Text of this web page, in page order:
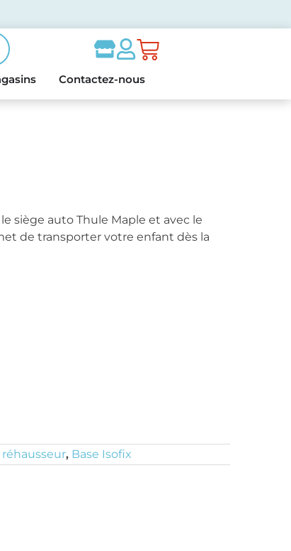
Contactez-nous
siège auto Thule Maple et avec le
de transporter votre enfant dès la
, Base Isofix